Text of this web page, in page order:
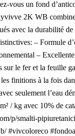
vous un fond
2K WB
avec la durabilité
– Formule
–
sur le fer et la feuille
finitions à la fois
seulement l’eau
/ kg avec 10% de
p/smalti-
#vivcoloreco